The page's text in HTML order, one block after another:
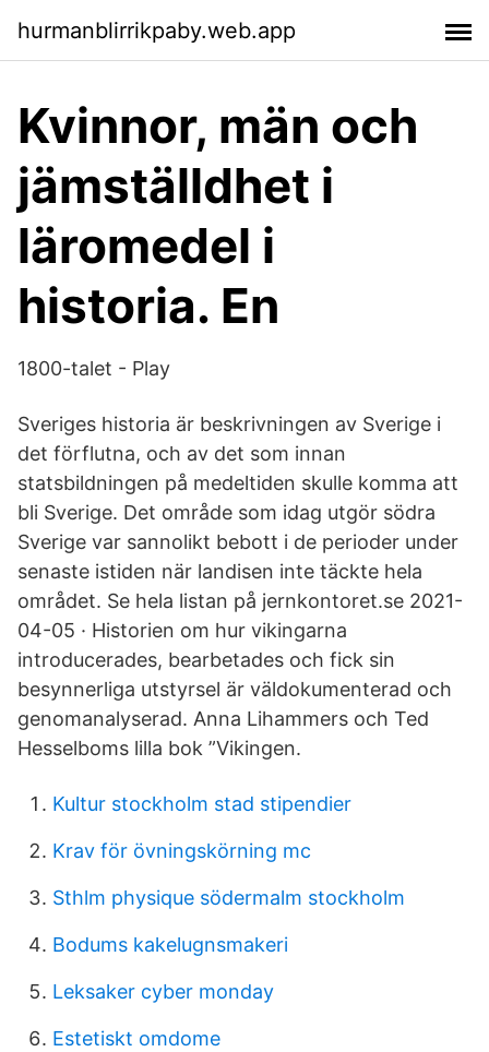
hurmanblirrikpaby.web.app
Kvinnor, män och
jämställdhet i
läromedel i
historia. En
1800-talet - Play
Sveriges historia är beskrivningen av Sverige i
det förflutna, och av det som innan
statsbildningen på medeltiden skulle komma att
bli Sverige. Det område som idag utgör södra
Sverige var sannolikt bebott i de perioder under
senaste istiden när landisen inte täckte hela
området. Se hela listan på jernkontoret.se 2021-
04-05 · Historien om hur vikingarna
introducerades, bearbetades och fick sin
besynnerliga utstyrsel är väldokumenterad och
genomanalyserad. Anna Lihammers och Ted
Hesselboms lilla bok ”Vikingen.
Kultur stockholm stad stipendier
Krav för övningskörning mc
Sthlm physique södermalm stockholm
Bodums kakelugnsmakeri
Leksaker cyber monday
Estetiskt omdome